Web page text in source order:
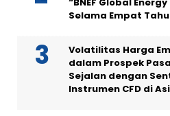
“BNEF Global
Selama Empat
Volatilitas Harga
dalam Prospek
Sejalan dengan
Instrumen CFD di